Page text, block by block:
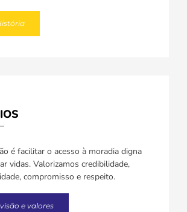
é facilitar o acesso à moradia digna
vidas. Valorizamos credibilidade,
compromisso e respeito.
e valores